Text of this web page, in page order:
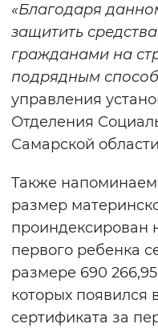
«Благодаря
защитить
гражданами на
подрядным
управления
Отделения
Самарской области
Также
размер
проиндексирован
первого ребенка
размере 690
которых появился
сертификата за